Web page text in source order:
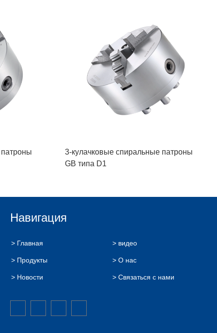
3-кулачковые спиральные патроны
GB типа D1
Навигация
> Главная
> Продукты
> Новости
> видео
> О нас
> Связаться с нами